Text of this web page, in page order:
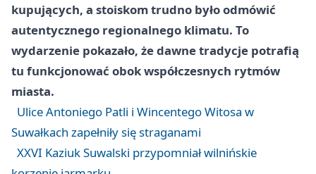
kupujących, a stoiskom trudno było odmówić
autentycznego regionalnego klimatu. To
wydarzenie pokazało, że dawne tradycje potrafią
tu funkcjonować obok współczesnych rytmów
miasta.
Ulice Antoniego Patli i Wincentego Witosa w
Suwałkach zapełniły się straganami
XXVI Kaziuk Suwalski przypomniał wilnińskie